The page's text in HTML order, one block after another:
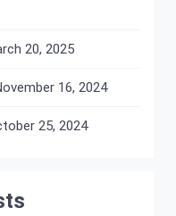
20, 2025
16, 2024
25, 2024